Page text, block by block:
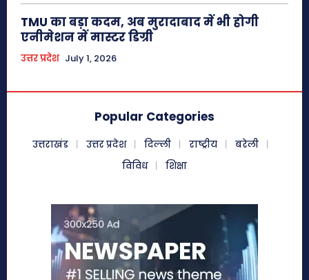
TMU का बड़ा कदम, अब मुरादाबाद में भी होगी
एनीमेशन में मास्टर डिग्री
उत्तर प्रदेश July 1, 2026
Popular Categories
उत्तराखंड उत्तर प्रदेश दिल्ली राष्ट्रीय
बरेली
विविध
शिक्षा